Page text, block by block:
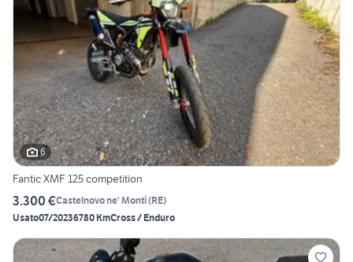
6
Fantic XMF 125 competition
3.300 €Castelnovo ne' Monti(RE)
Usato07/20236780 KmCross / Enduro